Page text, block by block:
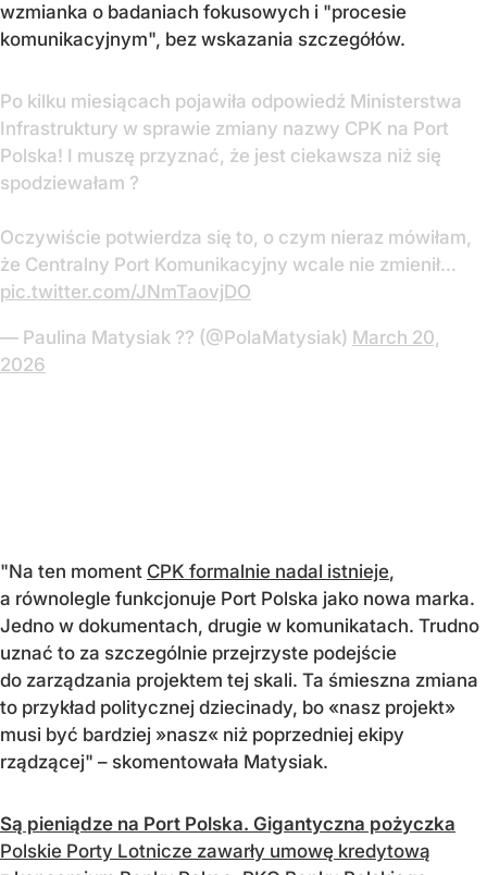
wzmianka o badaniach fokusowych i "procesie
komunikacyjnym", bez wskazania szczegółów.
Po kilku miesiącach pojawiła odpowiedź Ministerstwa
Infrastruktury w sprawie zmiany nazwy CPK na Port
Polska! I muszę przyznać, że jest ciekawsza niż się
spodziewałam ?
Oczywiście potwierdza się to, o czym nieraz mówiłam,
że Centralny Port Komunikacyjny wcale nie zmienił…
pic.twitter.com/JNmTaovjDO
— Paulina Matysiak ?? (@PolaMatysiak) March 20,
2026
"Na ten moment CPK formalnie nadal istnieje,
a równolegle funkcjonuje Port Polska jako nowa marka.
Jedno w dokumentach, drugie w komunikatach. Trudno
uznać to za szczególnie przejrzyste podejście
do zarządzania projektem tej skali. Ta śmieszna zmiana
to przykład politycznej dziecinady, bo «nasz projekt»
musi być bardziej »nasz« niż poprzedniej ekipy
rządzącej" – skomentowała Matysiak.
Są pieniądze na Port Polska. Gigantyczna pożyczka
Polskie Porty Lotnicze zawarły umowę kredytową